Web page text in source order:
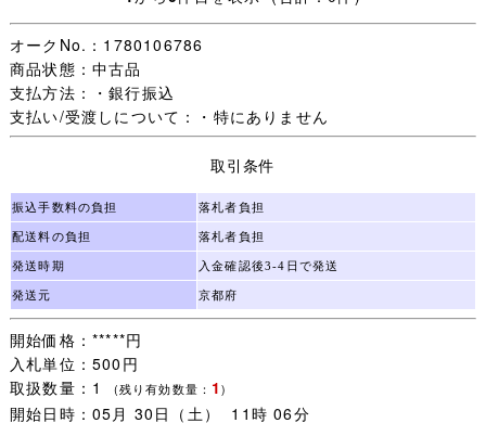
[960 円]
茨城 栃木 群馬 埼玉 千葉 神奈川 東京 山梨 新潟 長野 福岡
佐賀 長崎 熊本 大分 宮崎 鹿児島
[1,040 円]宮城 山形 福島
[1,420 円]北海道
[2,000 円]沖縄
※他の発送方法でご希望の場合一度ご連絡下さい｡
･落札から2日以内にご入金をお願い致します｡(複数購入の
オークNo.：1780106786
商品状態：中古品
支払方法：・銀行振込
支払い/受渡しについて：・特にありません
取引条件
振込手数料の負担 落札者負担
配送料の負担 落札者負担
発送時期 入金確認後3-4日で発送
発送元 京都府
開始価格：*****円
入札単位：500円
取扱数量：1
(残り有効数量： 1)
開始日時：05月 30日（土） 11時 06分